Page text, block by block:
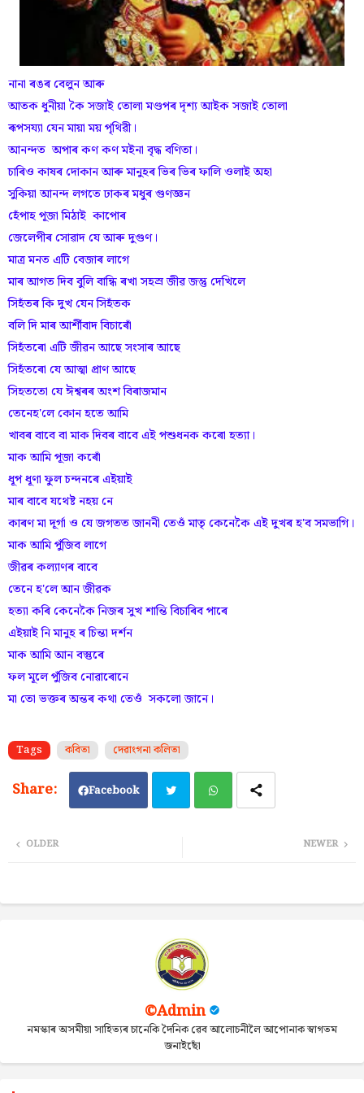
নানা ৰঙৰ বেলুন আৰু
আতক ধুনীয়া কৈ সজাই তোলা মণ্ডপৰ দৃশ্য আইক সজাই তোলা
ৰূপসয্যা যেন মায়া ময় পৃথিৱী।
আনন্দত অপাৰ কণ কণ মইনা বৃদ্ধ বণিতা।
চাৰিও কাষৰ দোকান আৰু মানুহৰ ভিৰ ভিৰ ফালি ওলাই অহা
সুকিয়া আনন্দ লগতে ঢাকৰ মধুৰ গুণজ্ঞন
হেঁপাহ পূজা মিঠাই কাপোৰ
জেলেপীৰ সোৱাদ যে আৰু দুগুণ।
মাত্ৰ মনত এটি বেজাৰ লাগে
মাৰ আগত দিব বুলি বান্ধি ৰখা সহস্ৰ জীৱ জন্তু দেখিলে
সিহঁতৰ কি দুখ যেন সিহঁতক
বলি দি মাৰ আৰ্শীবাদ বিচাৰোঁ
সিহঁতৰো এটি জীৱন আছে সংসাৰ আছে
সিহঁতৰো যে আত্মা প্ৰাণ আছে
সিহততো যে ঈশ্বৰৰ অংশ বিৰাজমান
তেনেহ'লে কোন হতে আমি
খাবৰ বাবে বা মাক দিবৰ বাবে এই পশুধনক কৰো হত্যা।
মাক আমি পূজা কৰোঁ
ধূপ ধূণা ফুল চন্দনৰে এইয়াই
মাৰ বাবে যথেষ্ট নহয়‌ নে
কাৰণ মা দূৰ্গা ও যে জগতত জাননী তেওঁ মাতৃ কেনেকৈ এই দুখৰ হ'ব সমভাগি।
মাক আমি পুঁজিব লাগে
জীৱৰ কল্যাণৰ বাবে
তেনে হ'লে আন জীৱক
হত্যা কৰি কেনেকৈ নিজৰ সুখ শান্তি বিচাৰিব পাৰে
এইয়াই নি মানুহ ৰ চিন্তা দৰ্শন
মাক আমি আন বস্তুৰে
ফল মূলে পুঁজিব নোৱাৰোনে
মা তো ভক্তৰ অন্তৰ কথা তেওঁ সকলো জানে।
Tags কবিতা দেৱাংগনা কলিতা
Facebook
ap
NEWER
OLDER
©Admin
নমস্কাৰ অসমীয়া সাহিত্যৰ চানেকি দৈনিক ৱেব আলোচনীলৈ আপোনাক স্বাগতম
জনাইছোঁ